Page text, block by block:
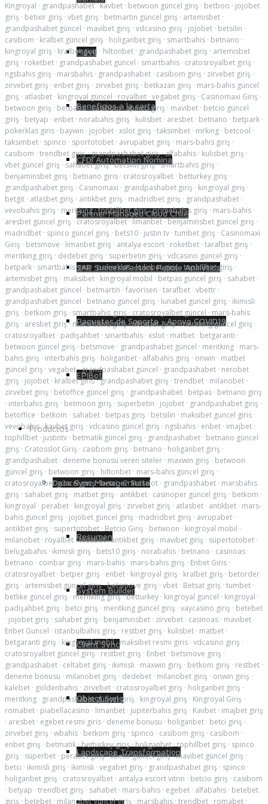
Móvil
Beneficios a la carta
CFDI Automation Nómina
Partner Managed Cloud Chile
SAP SuccessFactors People Analytics
Paquetes de Soporte - Apoyo COVID19
EPIBot
Productos
Data Sync Manager Suite
Resumen
System Builder
Client Sync
Object Sync
Landscape Transformation
Kingroyal · grandpashabet·kavbet · betwoon güncel giriş · betboo · jojobet
giriş · betixir giriş · vbet giriş · betmartin güncel giriş · artemisbet ·
grandpashabet güncel · mavibet giriş · vdcasino giriş · jojobet · betsilin ·
casibom · kralbet güncel giriş · holiganbet giriş · smartbahis · betnano ·
kingroyal giriş · kralbet giriş · hiltonbet · grandpashabet giriş · artemisbet
giriş · roketbet · grandpashabet güncel · smartbahis · cratosroyalbet giriş ·
ngsbahis giriş · marsbahis · grandpashabet · casibom giriş · zirvebet giriş ·
zirvebet giriş · enbet giriş · zirvebet giriş · betkazan giriş · mars-bahis güncel
giriş · atlasbet · kingroyal güncel · royalbet · vegabet giriş · Casinomaxi Giriş ·
betwoon giriş · betbaba·casibom·spinco giriş · mavibet · betcio güncel
giriş · betyap · enbet · norabahis giriş · kulisbet · aresbet · betnano · betpark ·
pokerklas giris · baywin · jojobet · xslot giriş · taksimbet · mrking · betcool ·
taksimbet · spinco · sportotobet · avrupabet giriş · mars-bahis giriş ·
casibom · trendbet giriş·grandpashabet giriş·alfabahis · kulisbet giriş ·
vbet güncel giriş · sahabet giriş·betsilin giriş·smartbahis giriş ·
benjaminsbet giriş · betnano giris · cratosroyalbet · betturkey giriş ·
grandpashabet giriş · Casinomaxi · grandpashabet giriş · kingroyal giriş ·
betgit · atlasbet giriş · antikbet giriş · madridbet giriş · grandpashabet ·
vevobahis giriş · meritking·tophillbet giriş·primebahis giriş · mars-bahis ·
aresbet güncel giriş · cratosroyalbet·limanbet·benjaminsbet güncel giriş ·
madridbet · spinco güncel giriş · bets10 · justin tv · tumbet giriş · Casinomaxi
Giriş · betsmove · limanbet giriş · antalya escort · roketbet · tarafbet giriş ·
meritking giriş · dedebet giriş · superbetin giriş · vdcasino güncel giriş ·
betpark · smartbahis giriş ·pokerklas·kulisbet giriş·tophillbet giriş ·
artemisbet giriş · maksibet · kingroyal mobil · betpas güncel giriş · sahabet ·
grandpashabet güncel · betmartin · favorisen · tarafbet · vbettr ·
grandpashabet güncel · betnano güncel giriş · lunabet güncel giriş · ikimisli
giriş · betkom giriş · smartbahis giriş · cratosroyalbet güncel · mars-bahis
giriş · aresbet giriş· mars-bahis giriş·ultrabet giriş·meritking güncel giriş ·
cratosroyalbet · padişahbet · smartbahis · xslot · matbet · betgaranti ·
betwoon güncel giriş · betsmove · grandpashabet güncel · meritking · mars-
bahis giriş · interbahis giriş · holiganbet · alfabahis giriş · onwin · matbet
güncel giriş · vegabet·grandpashabet güncel · grandpashabet · nerobet
giriş · jojobet · kralbet giris·grandpashabet giriş · trendbet · milanobet ·
zirvebet giriş · betoffice güncel giriş · grandpashabet · betpas · betnano giriş
· interbahis giriş · betmoon giriş · superbetin · jojobet · grandpashabet giriş ·
betoffice · betkom · sahabet · betpas giriş · betsilin · maksibet guncel giris ·
vevobahis·kavbet giriş · vdcasino güncel giriş · ngsbahis · enbet · imajbet ·
tophillbet · justintv · betmatik güncel giriş · grandpashabet · betnano güncel
giriş · Cratosslot Giriş · casibom giriş · betnano · holiganbet giriş ·
grandpashabet · deneme bonusu veren siteler · maxwin giriş · betwoon
güncel giriş · betwoon giriş · hiltonbet · mars-bahis güncel giriş ·
cratosroyalbet güncel giriş·betci·Cratosslot · grandpashabet · marsbahis
giriş · sahabet giriş · matbet giriş · antikbet · casinoper güncel giriş · betkom ·
kingroyal · perabet · kingroyal giriş · zirvebet giriş · atlasbet · antikbet · mars-
bahis güncel giriş · jojobet güncel giriş · madridbet giriş · avrupabet ·
antikbet giriş · supertotobet · Betcio Giriş · betwoon · kingroyal mobil ·
milanobet · royalbet ·teosbet·antikbet giriş · mavibet giriş · süpertotobet ·
belugabahis · ikimisli giriş · bets10 giriş · norabahis · betnano · casinoas ·
betnano · coinbar giriş · mars-bahis · mars-bahis giriş · Enbet Giris ·
cratosroyalbet · betper giriş · enbet · kingroyal giriş · kralbet giriş · betorder
giriş · artemisbet güncel giriş·betsmove giriş · vbet · Betsat giriş · tumbet ·
betlike güncel giriş · meritking giriş·betturkey · kingroyal güncel · kingroyal ·
padişahbet giriş · betci giriş · meritking güncel giriş · vaycasino giriş · betebet
· jojobet giriş · sahabet giriş · benjaminsbet · zirvebet · casinoas · mavibet ·
Enbet Guncel · istanbulbahis giriş · restbet giriş · kulisbet · matbet ·
betgaranti giriş · kingroyal mobil·maksibet resmi giris · vdcasino giriş ·
cratosroyalbet güncel giriş · restbet giriş · Enbet · betsmove giriş ·
grandpashabet · celtabet giriş · ikimisli · maxwin giriş · betkom giriş · restbet ·
deneme bonusu · milanobet giriş · dedebet · milanobet giriş · onwin giriş ·
kalebet · goldenbahis · zirvebet · cratosroyalbet giriş · holiganbet giriş ·
meritking · grandpashabet güncel giriş · kingroyal giriş · Kingroyal Giriş ·
romabet · piabellacasino · limanbet · jupiterbahis giriş · Kavbet · imajbet giriş
· aresbet · egebet resmi giris · deneme bonusu · holiganbet · betci giriş ·
zirvebet giriş · wbahis · betkom giriş · spinco · casibom giriş · casibom ·
enbet giriş · betmatik·betturkey giriş·holiganbet·tophillbet giriş · spinco
giriş · süperbet · perabet giriş·vbettr güncel giriş·mavibet güncel giriş ·
betci · ikimisli giriş · ikimisli · vegabet giriş · grandpashabet giriş · spinco ·
holiganbet giriş · cratosroyalbet · antalya escort vitrin · betcio giriş · casibom
· betyap · trendbet giriş · sahabet · mars-bahis · egebet · alfabahis · betebet
giriş · betebet · milanobet güncel giriş · marsbahis · trendbet · romabet ·